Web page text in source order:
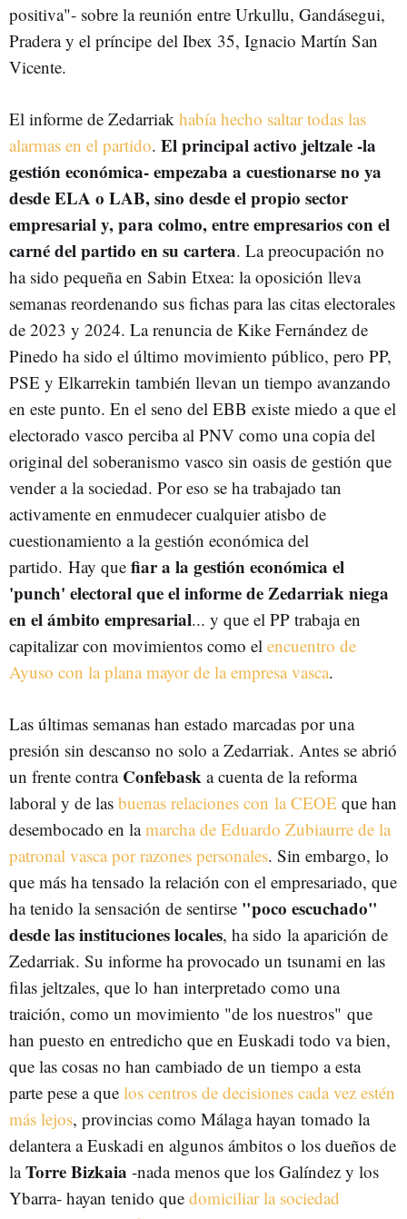
positiva"- sobre la reunión entre Urkullu, Gandásegui,
Pradera y el príncipe del Ibex 35, Ignacio Martín San
Vicente.
El informe de Zedarriak había hecho saltar todas las
alarmas en el partido. El principal activo jeltzale -la
gestión económica- empezaba a cuestionarse no ya
desde ELA o LAB, sino desde el propio sector
empresarial y, para colmo, entre empresarios con el
carné del partido en su cartera. La preocupación no
ha sido pequeña en Sabin Etxea: la oposición lleva
semanas reordenando sus fichas para las citas electorales
de 2023 y 2024. La renuncia de Kike Fernández de
Pinedo ha sido el último movimiento público, pero PP,
PSE y Elkarrekin también llevan un tiempo avanzando
en este punto. En el seno del EBB existe miedo a que el
electorado vasco perciba al PNV como una copia del
original del soberanismo vasco sin oasis de gestión que
vender a la sociedad. Por eso se ha trabajado tan
activamente en enmudecer cualquier atisbo de
cuestionamiento a la gestión económica del
partido. Hay que fiar a la gestión económica el
'punch' electoral que el informe de Zedarriak niega
en el ámbito empresarial... y que el PP trabaja en
capitalizar con movimientos como el encuentro de
Ayuso con la plana mayor de la empresa vasca.
Las últimas semanas han estado marcadas por una
presión sin descanso no solo a Zedarriak. Antes se abrió
un frente contra Confebask a cuenta de la reforma
laboral y de las buenas relaciones con la CEOE que han
desembocado en lamarcha de Eduardo Zubiaurre de la
patronal vasca por razones personales. Sin embargo, lo
que más ha tensado la relación con el empresariado, que
ha tenido la sensación de sentirse "poco escuchado"
desde las instituciones locales, ha sido la aparición de
Zedarriak. Su informe ha provocado un tsunami en las
filas jeltzales, que lo han interpretado como una
traición, como un movimiento "de los nuestros" que
han puesto en entredicho que en Euskadi todo va bien,
que las cosas no han cambiado de un tiempo a esta
parte pese a que los centros de decisiones cada vez estén
más lejos, provincias como Málaga hayan tomado la
delantera a Euskadi en algunos ámbitos o los dueños de
laTorre Bizkaia -nada menos que los Galíndez y los
Ybarra- hayan tenido que domiciliar la sociedad